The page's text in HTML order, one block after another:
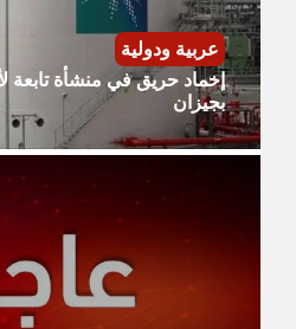
عربية ودولية
إخماد حريق في منشأة تابعة
بجيزان